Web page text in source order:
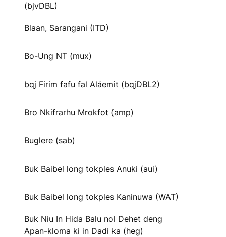
(bjvDBL)
Blaan, Sarangani (ITD)
Bo-Ung NT (mux)
bqj Firim fafu fal Aláemit (bqjDBL2)
Bro Nkifrarhu Mrokfot (amp)
Buglere (sab)
Buk Baibel long tokples Anuki (aui)
Buk Baibel long tokples Kaninuwa (WAT)
Buk Niu In Hida Balu nol Dehet deng
Apan-kloma ki in Dadi ka (heg)